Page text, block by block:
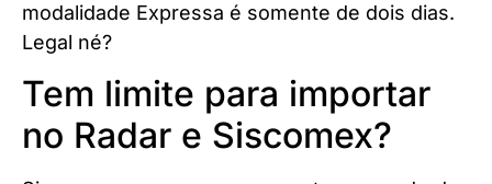
modalidade Expressa é somente de dois dias.
Legal né?
Tem limite para importar
no Radar e Siscomex?